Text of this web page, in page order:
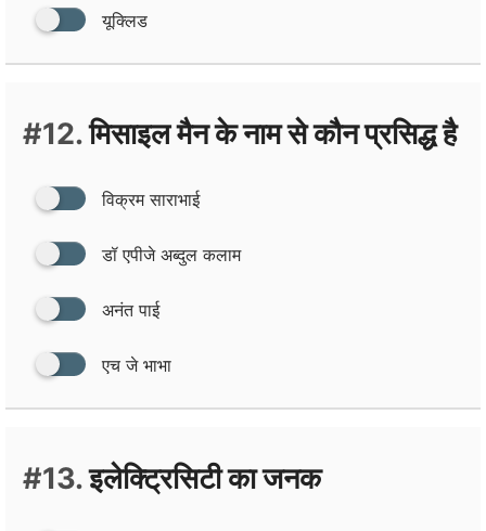
यूक्लिड
#12.मिसाइल मैन के नाम से कौन प्रसिद्ध है
विक्रम साराभाई
डॉ एपीजे अब्‍दुल कलाम
अनंत पाई
एच जे भाभा
#13.इलेक्ट्रिसिटी का जनक